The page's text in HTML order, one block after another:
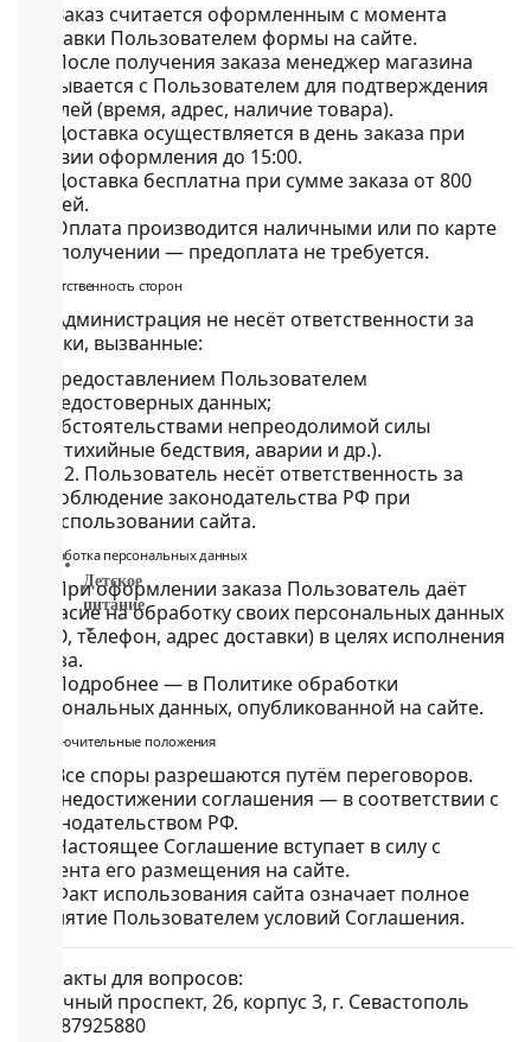
Nao
Joonies
Tanoshi
YokoSun
Lovular
Merries
BRAND
FOR
MY
SON
Lubby
Ekitto
MARABU
Подгузники
липучках
Пробники
подгузников
БЕСПЛАТНЫЕ
ТЕСТЕРЫ
СМОТРЕТЬ
ВСЕ
Детское
питание
Новое
поступление
Пюре
продукция
Каши
безмолочные
Каши
молочные
Смеси
СМЕСИ
ПОД
Жидкие
Каши,
Молоко
3.1. Заказ считается оформленным с момента
отправки Пользователем формы на сайте.
3.2. После получения заказа менеджер магазина
связывается с Пользователем для подтверждения
деталей (время, адрес, наличие товара).
3.3. Доставка осуществляется в день заказа при
условии оформления до 15:00.
3.4. Доставка бесплатна при сумме заказа от800
рублей.
3.5. Оплата производится наличными или по карте
при получении — предоплата не требуется.
4. Ответственность сторон
4.1. Администрация не несёт ответственности за
убытки, вызванные:
предоставлением Пользователем
недостоверных данных;
обстоятельствами непреодолимой силы
(стихийные бедствия, аварии и др.).
4.2. Пользователь несёт ответственность за
соблюдение законодательства РФ при
использовании сайта.
5. Обработка персональных данных
5.1. При оформлении заказа Пользователь даёт
согласие на обработку своих персональных данных
(ФИО, телефон, адрес доставки) в целях исполнения
заказа.
5.2. Подробнее — в Политике обработки
персональных данных, опубликованной на сайте.
6. Заключительные положения
6.1. Все споры разрешаются путём переговоров.
При недостижении соглашения — в соответствии с
законодательством РФ.
6.2. Настоящее Соглашение вступает в силу с
момента его размещения на сайте.
6.3. Факт использования сайта означает полное
принятие Пользователем условий Соглашения.
Контакты для вопросов:
Античный проспект, 26, корпус 3, г. Севастополь
+79787925880